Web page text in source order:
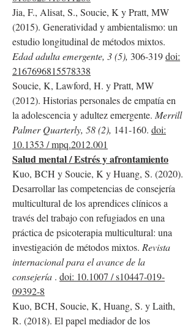
Jia, F., Alisat, S., Soucie, K y Pratt, MW
(2015). Generatividad y ambientalismo: un
estudio longitudinal de métodos mixtos.
Edad adulta emergente, 3 (5), 306-319doi:
2167696815578338
Soucie, K, Lawford, H. y Pratt, MW
(2012). Historias personales de empatía en
la adolescencia y adultez emergente. Merrill
Palmer Quarterly, 58 (2), 141-160. doi:
10.1353 / mpq.2012.001
Salud mental / Estrés y afrontamiento
Kuo, BCH y Soucie, K y Huang, S. (2020).
Desarrollar las competencias de consejería
multicultural de los aprendices clínicos a
través del trabajo con refugiados en una
práctica de psicoterapia multicultural: una
investigación de métodos mixtos. Revista
internacional para el avance de la
consejería . doi: 10.1007 / s10447-019-
09392-8
Kuo, BCH, Soucie, K, Huang, S. y Laith,
R. (2018). El papel mediador de los